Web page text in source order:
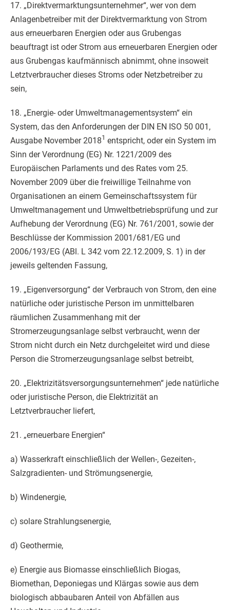
17. „Direktvermarktungsunternehmer“, wer von dem
Anlagenbetreiber mit der Direktvermarktung von Strom
aus erneuerbaren Energien oder aus Grubengas
beauftragt ist oder Strom aus erneuerbaren Energien oder
aus Grubengas kaufmännisch abnimmt, ohne insoweit
Letztverbraucher dieses Stroms oder Netzbetreiber zu
sein,
18. „Energie- oder Umweltmanagementsystem“ ein
System, das den Anforderungen der DIN EN ISO 50 001,
Ausgabe November 20181 entspricht, oder ein System im
Sinn der Verordnung (EG) Nr. 1221/2009 des
Europäischen Parlaments und des Rates vom 25.
November 2009 über die freiwillige Teilnahme von
Organisationen an einem Gemeinschaftssystem für
Umweltmanagement und Umweltbetriebsprüfung und zur
Aufhebung der Verordnung (EG) Nr. 761/2001, sowie der
Beschlüsse der Kommission 2001/681/EG und
2006/193/EG (ABl. L 342 vom 22.12.2009, S. 1) in der
jeweils geltenden Fassung,
19. „Eigenversorgung“ der Verbrauch von Strom, den eine
natürliche oder juristische Person im unmittelbaren
räumlichen Zusammenhang mit der
Stromerzeugungsanlage selbst verbraucht, wenn der
Strom nicht durch ein Netz durchgeleitet wird und diese
Person die Stromerzeugungsanlage selbst betreibt,
20. „Elektrizitätsversorgungsunternehmen“ jede natürliche
oder juristische Person, die Elektrizität an
Letztverbraucher liefert,
21. „erneuerbare Energien“
a) Wasserkraft einschließlich der Wellen-, Gezeiten-,
Salzgradienten- und Strömungsenergie,
b) Windenergie,
c) solare Strahlungsenergie,
d) Geothermie,
e) Energie aus Biomasse einschließlich Biogas,
Biomethan, Deponiegas und Klärgas sowie aus dem
biologisch abbaubaren Anteil von Abfällen aus